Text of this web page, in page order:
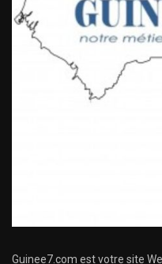
Guinee7.com est votre site